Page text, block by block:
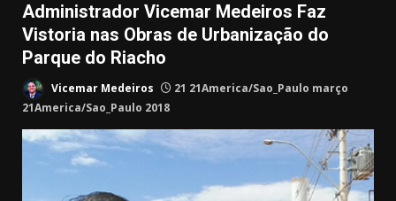
Administrador Vicemar Medeiros Faz
Vistoria nas Obras de Urbanização do
Parque do Riacho
Vicemar Medeiros
21 21America/Sao_Paulo março
21America/Sao_Paulo 2018